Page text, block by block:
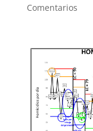
Comentarios